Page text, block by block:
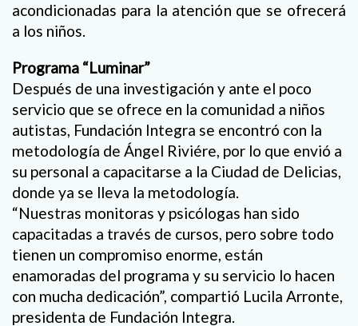
acondicionadas para la atención que se ofrecerá
a los niños.
Programa “Luminar”
Después de una investigación y ante el poco
servicio que se ofrece en la comunidad a niños
autistas, Fundación Integra se encontró con la
metodología de Ángel Riviére, por lo que envió a
su personal a capacitarse a la Ciudad de Delicias,
donde ya se lleva la metodología.
“Nuestras monitoras y psicólogas han sido
capacitadas a través de cursos, pero sobre todo
tienen un compromiso enorme, están
enamoradas del programa y su servicio lo hacen
con mucha dedicación”, compartió Lucila Arronte,
presidenta de Fundación Integra.